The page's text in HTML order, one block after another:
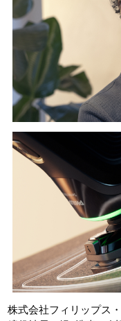
株式会社フィリップス